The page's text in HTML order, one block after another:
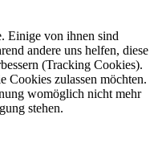
Einige von ihnen sind
andere uns helfen, diese
(Tracking Cookies).
Cookies zulassen möchten.
womöglich nicht mehr
stehen.